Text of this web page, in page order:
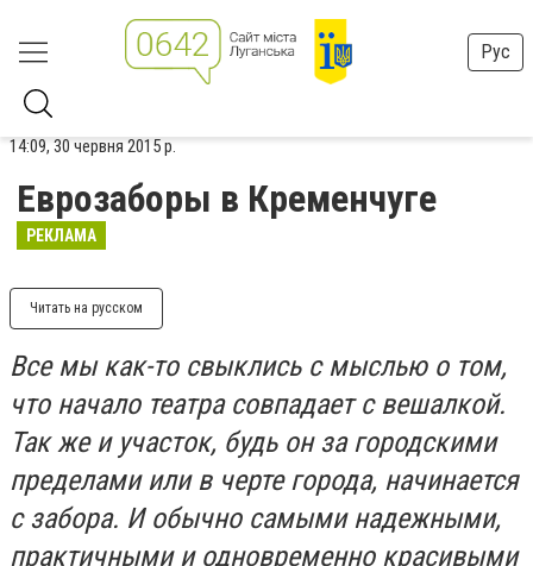
Рус
14:09, 30 червня 2015 р.
Еврозаборы в Кременчуге
РЕКЛАМА
Читать на русском
Все мы как-то свыклись с мыслью о том,
что начало театра совпадает с вешалкой.
Так же и участок, будь он за городскими
пределами или в черте города, начинается
с забора. И обычно самыми надежными,
практичными и одновременно красивыми